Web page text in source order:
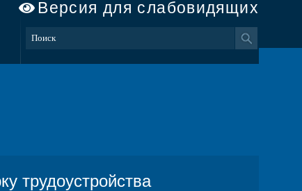
Версия для слабовидящих
трудоустройства